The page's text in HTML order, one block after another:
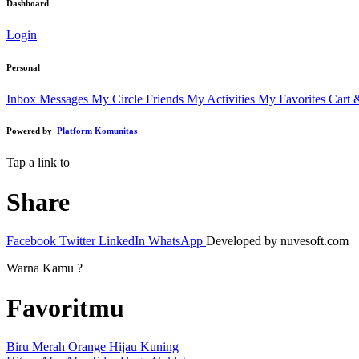
Dashboard
Login
Personal
Inbox Messages My Circle Friends My Activities My Favorites Cart
Powered by Platform Komunitas
Tap a link to
Share
Facebook Twitter LinkedIn WhatsApp Developed by nuvesoft.com
Warna Kamu ?
Favoritmu
Biru Merah Orange Hijau Kuning